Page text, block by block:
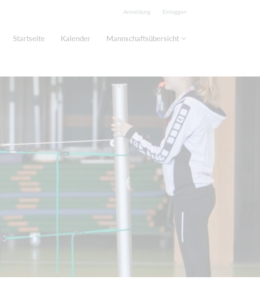
Anmeldung Einloggen
Startseite Kalender Mannschaftsübersicht